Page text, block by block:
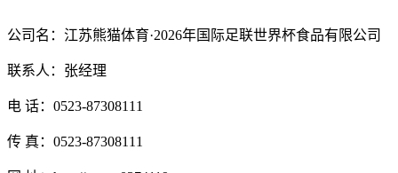
公司名：江苏熊猫体育·2026年国际足联世界杯食品有限公司
联系人：张经理
电 话：0523-87308111
传 真：0523-87308111